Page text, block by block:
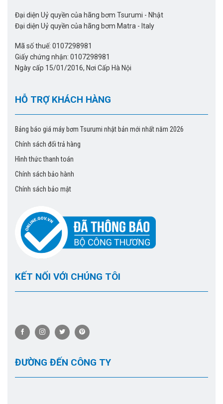
Đại diện Uỷ quyền của hãng bơm Tsurumi - Nhật
Đại diện Uỷ quyền của hãng bơm Matra - Italy
Mã số thuế: 0107298981
Giấy chứng nhận: 0107298981
Ngày cấp 15/01/2016, Nơi Cấp Hà Nội
HỖ TRỢ KHÁCH HÀNG
Bảng báo giá máy bơm Tsurumi nhật bản mới nhất năm 2026
Chính sách đổi trả hàng
Hình thức thanh toán
Chính sách bảo hành
Chính sách bảo mật
KẾT NỐI VỚI CHÚNG TÔI
ĐƯỜNG ĐẾN CÔNG TY